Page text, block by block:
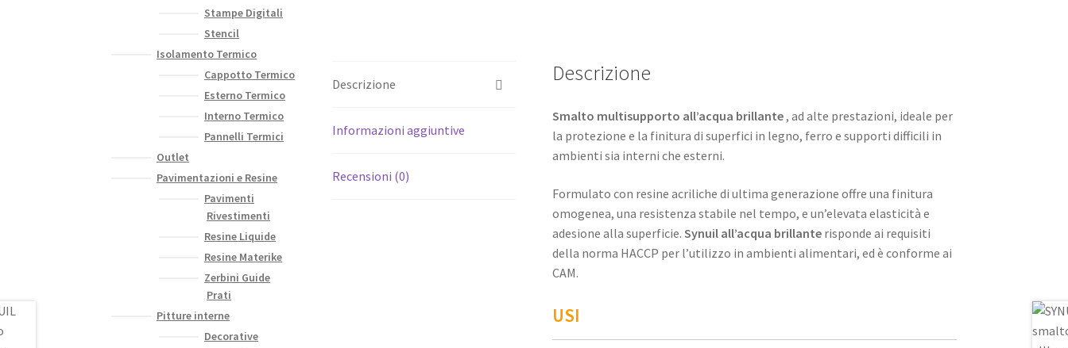
Descrizione
Informazioni aggiuntive
Recensioni (0)
Descrizione
Smalto multisupporto all’acqua brillante, ad alte prestazioni, ideale per
la protezione e la finitura di superfici in legno, ferro e supporti difficili in
ambienti sia interni che esterni.
Formulato con resine acriliche di ultima generazione offre una finitura
omogenea, una resistenza stabile nel tempo, e un’elevata elasticità e
adesione alla superficie. Synuil all’acqua brillante risponde ai requisiti
della norma HACCP per l’utilizzo in ambienti alimentari, ed è conforme ai
CAM.
USI
Stampe Digitali
Stencil
Isolamento Termico
Cappotto Termico
Esterno Termico
Interno Termico
Pannelli Termici
Outlet
Pavimentazioni e Resine
Pavimenti
Rivestimenti
Resine Liquide
Resine Materike
Zerbini Guide
Prati
Pitture interne
Decorative